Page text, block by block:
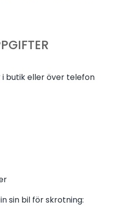
butik eller över telefon
sin bil för skrotning: